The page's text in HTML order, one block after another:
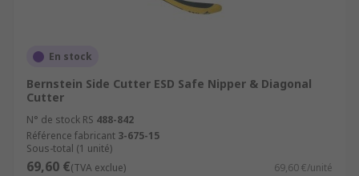
En stock
Bernstein Side Cutter ESD Safe Nipper & Diagonal
Cutter
N° de stock RS 488-842
Référence fabricant 3-675-15
Sous-total (1 unité)
69,60 €(TVA exclue) 69,60 €/unité